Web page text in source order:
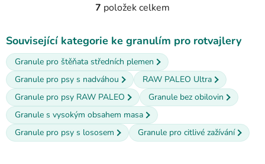
O
l
á
d
a
c
í
p
r
v
7 položek celkem
Související kategorie ke granulím pro rotvajlery
Granule pro štěňata středních plemen
Granule pro psy s nadváhou
RAW PALEO Ultra
Granule pro psy RAW PALEO
Granule bez obilovin
Granule s vysokým obsahem masa
Granule pro psy s lososem
Granule pro citlivé zažívání